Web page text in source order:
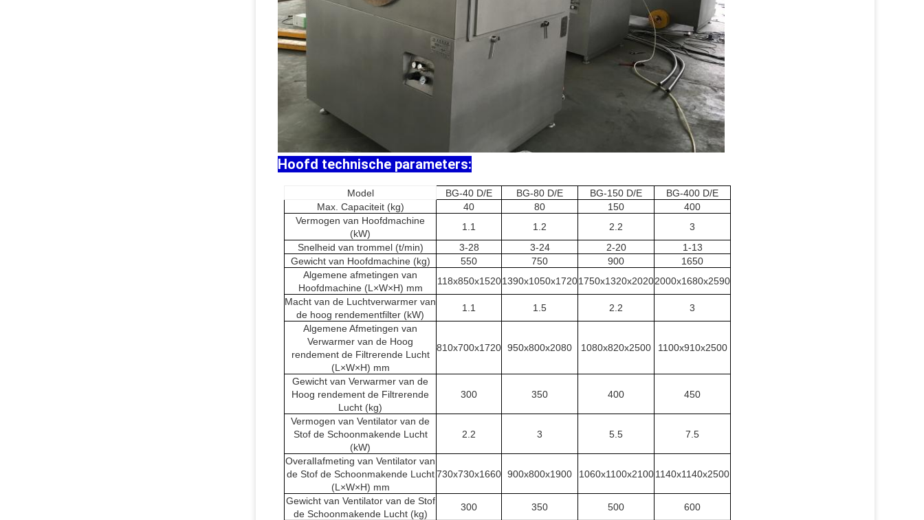
Hoofd technische parameters:
Model BG-40 D/E BG-80 D/E BG-150 D/E
BG-400 D/E
Max. Capaciteit (kg)
40 80 150
400
Vermogen van Hoofdmachine
(kW)
1.1 1.2 2.2
3
Snelheid van trommel (t/min)
3-28 3-24 2-20
1-13
Gewicht van Hoofdmachine (kg)
550 750 900
1650
Algemene afmetingen van
Hoofdmachine (L×W×H) mm
118x850x15201390x1050x17201750x1320x20202000x1680x2590
Macht van de Luchtverwarmer van
de hoog rendementfilter (kW)
1.1 1.5 2.2
3
Algemene Afmetingen van
Verwarmer van de Hoog
rendement de Filtrerende Lucht
(L×W×H) mm
810x700x1720 950x800x2080 1080x820x2500 1100x910x2500
Gewicht van Verwarmer van de
Hoog rendement de Filtrerende
Lucht (kg)
300 350 400 450
Vermogen van Ventilator van de
Stof de Schoonmakende Lucht
(kW)
2.2 3 5.5 7.5
OveralIafmeting van Ventilator van
de Stof de Schoonmakende Lucht
(L×W×H) mm
730x730x1660 900x800x1900 1060x1100x2100 1140x1140x2500
Gewicht van Ventilator van de Stof
de Schoonmakende Lucht (kg)
300 350 500
600